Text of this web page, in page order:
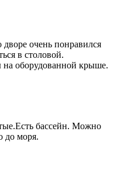
очень понравился
в столовой.
оборудованной крыше.
бассейн. Можно
до моря.